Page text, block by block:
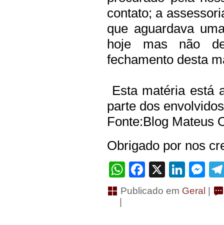
contato; a
que aguardava
hoje mas não
fechamento desta
Esta matéria está
parte dos
Fonte:Blog Mateus
Obrigado por nos
WhatsApp
Facebook
X
Publicado em Geral |